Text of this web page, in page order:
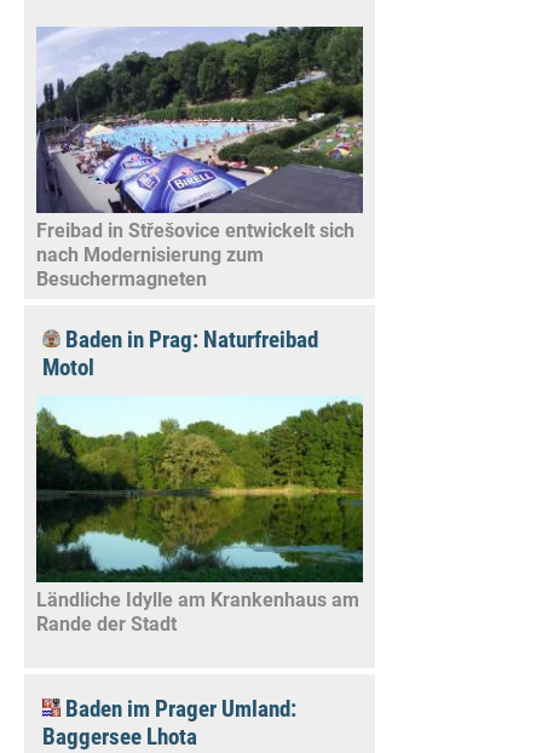
Freibad in Střešovice entwickelt sich
nach Modernisierung zum
Besuchermagneten
Baden in Prag: Naturfreibad
Motol
Ländliche Idylle am Krankenhaus am
Rande der Stadt
Baden im Prager Umland:
Baggersee Lhota